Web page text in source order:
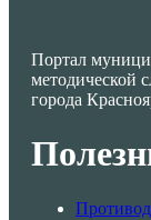
Портал
методической
города